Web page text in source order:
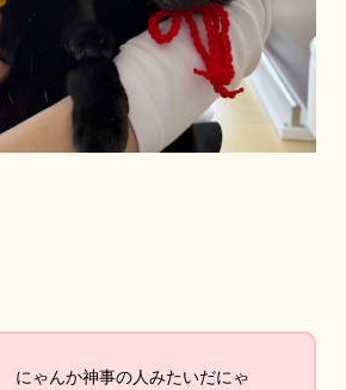
にゃんか神事の人みたいだにゃ